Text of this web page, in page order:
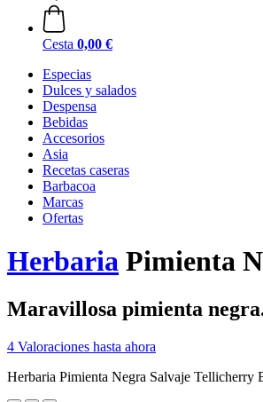
Cesta 0,00 €
Especias
Dulces y salados
Despensa
Bebidas
Accesorios
Asia
Recetas caseras
Barbacoa
Marcas
Ofertas
Herbaria Pimienta
Maravillosa pimienta
4 Valoraciones hasta ahora
Herbaria Pimienta Negra Salvaje Tellicherry